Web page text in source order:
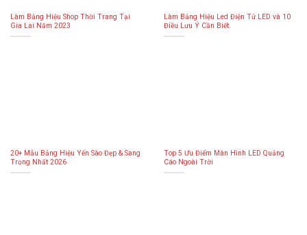
Làm Bảng Hiệu Shop Thời Trang Tại
Gia Lai Năm 2023
20+ Mẫu Bảng Hiệu Yến Sào Đẹp & Sang
Trọng Nhất 2026
Làm Bảng Hiệu Led Điện Tử LED và 10
Điều Lưu Ý Cần Biết.
Top 5 Ưu Điểm Màn Hình LED Quảng
Cáo Ngoài Trời